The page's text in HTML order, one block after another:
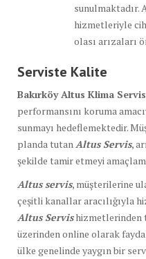
sunulmaktadır.
hizmetleriyle
olası arızaları
Serviste Kalite
Bakırköy Altus Klima
performansını koruma
sunmayı hedeflemektedir.
planda tutan Altus Servis,
şekilde tamir etmeyi
Altus servis, müşterilerine
çeşitli kanallar aracılığıyla
Altus Servishizmetlerinden
üzerinden online olarak
ülke genelinde yaygın bir